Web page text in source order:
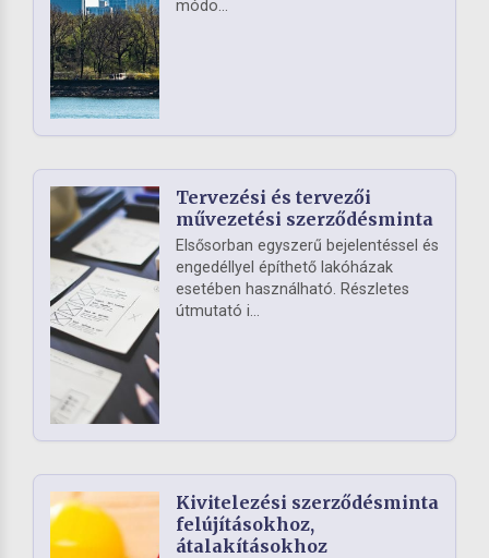
módo...
Tervezési és tervezői
művezetési szerződésminta
Elsősorban egyszerű bejelentéssel és
engedéllyel építhető lakóházak
esetében használható. Részletes
útmutató i...
Kivitelezési szerződésminta
felújításokhoz,
átalakításokhoz